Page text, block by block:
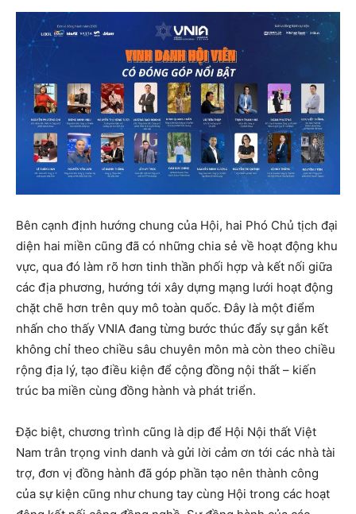
Bên cạnh định hướng chung của Hội, hai Phó Chủ tịch đại
diện hai miền cũng đã có những chia sẻ về hoạt động khu
vực, qua đó làm rõ hơn tinh thần phối hợp và kết nối giữa
các địa phương, hướng tới xây dựng mạng lưới hoạt động
chặt chẽ hơn trên quy mô toàn quốc. Đây là một điểm
nhấn cho thấy VNIA đang từng bước thúc đẩy sự gắn kết
không chỉ theo chiều sâu chuyên môn mà còn theo chiều
rộng địa lý, tạo điều kiện để cộng đồng nội thất – kiến
trúc ba miền cùng đồng hành và phát triển.
Đặc biệt, chương trình cũng là dịp để Hội Nội thất Việt
Nam trân trọng vinh danh và gửi lời cảm ơn tới các nhà tài
trợ, đơn vị đồng hành đã góp phần tạo nên thành công
của sự kiện cũng như chung tay cùng Hội trong các hoạt